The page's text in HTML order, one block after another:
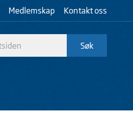
Medlemskap Kontakt oss